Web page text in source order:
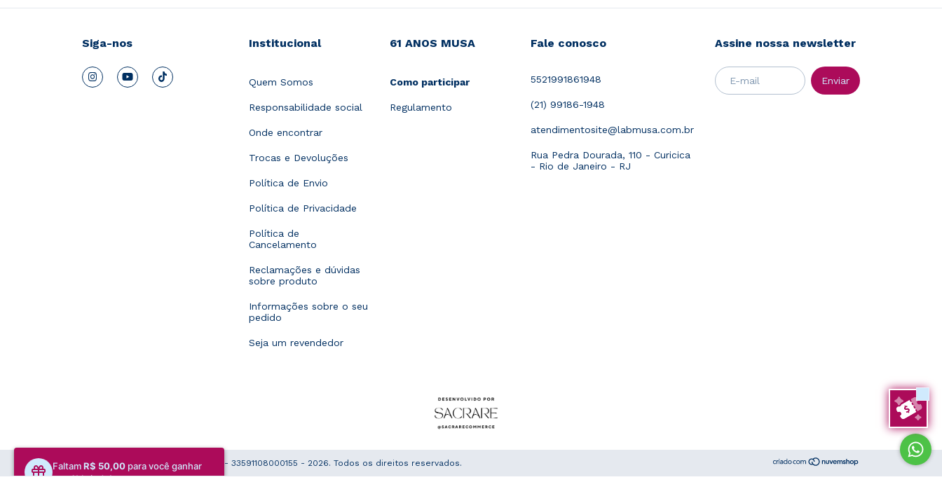
Siga-nos Institucional
Quem Somos
Responsabilidade social
Onde encontrar
Trocas e Devoluções
Política de Envio
Política de Privacidade
Política de
Cancelamento
Reclamações e dúvidas
sobre produto
Informações sobre o seu
pedido
Seja um revendedor
61 ANOS MUSA
Como participar
Regulamento
Fale conosco
5521991861948
(21) 99186-1948
atendimentosite@labmusa.com.br
Rua Pedra Dourada, 110 - Curicica
- Rio de Janeiro - RJ
Assine nossa newsletter
Copyright Laboratório Musa LTDA - 33591108000155 - 2026. Todos os direitos reservados.
FaltamR$ 50,00 para você ganhar
seu 1º brinde!